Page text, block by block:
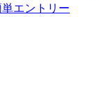
単エントリー